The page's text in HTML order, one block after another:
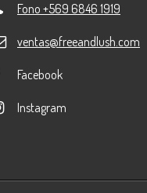
Fono +569 6846 1919
ventas@freeandlush.com
Facebook
Instagram